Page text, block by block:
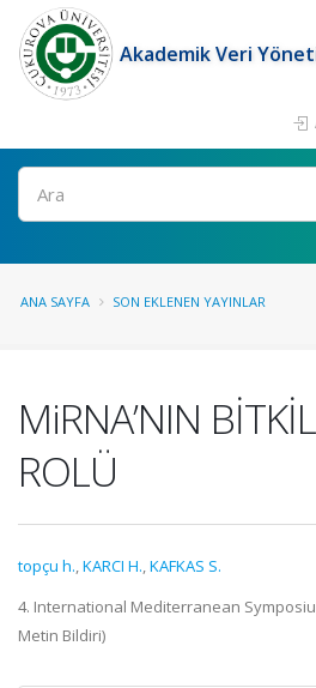
Akademik Veri
Ara
ANA SAYFA SON EKLENEN YAYINLAR
MiRNA’NIN
ROLÜ
topçu h.,KARCI H.,KAFKAS S.
4. International Mediterranean
Metin Bildiri)